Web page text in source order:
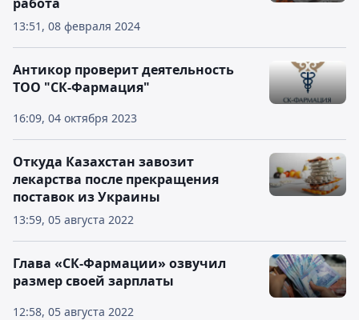
13:51, 08 февраля 2024
16:09, 04 октября 2023
Антикор проверит деятельность
ТОО "СК-Фармация"
13:59, 05 августа 2022
Откуда Казахстан завозит
лекарства после прекращения
поставок из Украины
12:58, 05 августа 2022
Глава «СК-Фармации» озвучил
размер своей зарплаты